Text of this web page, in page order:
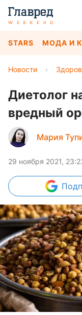
STARS МОДА И
Новости ›
Диетолог
вредный
Мария
29 ноября 2021,